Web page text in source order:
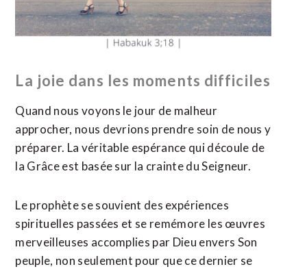
La joie dans les moments difficiles
Quand nous voyons le jour de malheur
approcher, nous devrions prendre soin de nous y
préparer. La véritable espérance qui découle de
la Grâce est basée sur la crainte du Seigneur.
Le prophète se souvient des expériences
spirituelles passées et se remémore les œuvres
merveilleuses accomplies par Dieu envers Son
peuple, non seulement pour que ce dernier se